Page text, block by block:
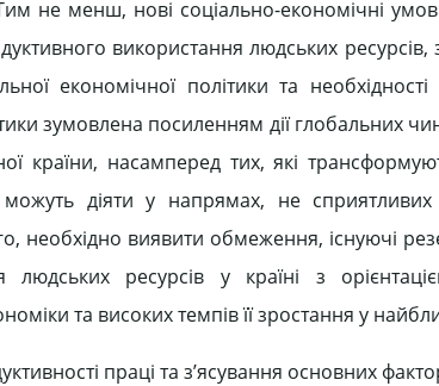
не менш, нові соціально-економічні
використання людських ресурсів,
економічної політики та
зумовлена посиленням дії глобальних
країни, насамперед тих, які
діяти у напрямах, не
необхідно виявити обмеження, існуючі
людських ресурсів у країні з
та високих темпів її зростання у
праці та з’ясування основних